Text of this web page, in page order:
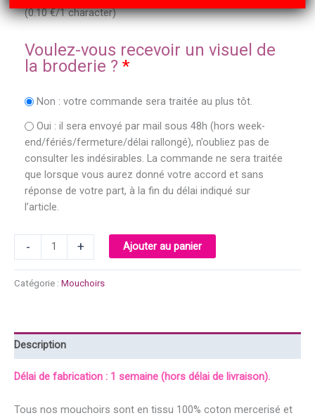
(0.10€/1 character)
Voulez-vous recevoir un visuel de
la broderie ? *
Non : votre commande sera traitée au plus tôt.
Oui : il sera envoyé par mail sous 48h (hors week-
end/fériés/fermeture/délai rallongé), n’oubliez pas de
consulter les indésirables. La commande ne sera traitée
que lorsque vous aurez donné votre accord et sans
réponse de votre part, à la fin du délai indiqué sur
l’article.
-
de
Mouchoir
brodé
prénom
une
+ Ajouter au panier
Catégorie : Mouchoirs
Description
Délai de fabrication : 1 semaine (hors délai de livraison).
Tous nos mouchoirs sont en tissu 100% coton mercerisé et